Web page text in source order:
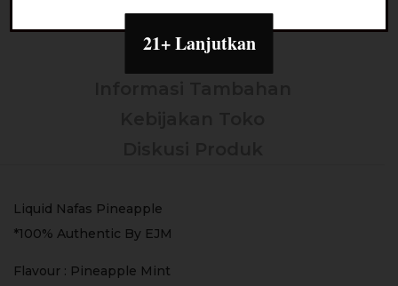
Deskripsi
Liquid Nafas Pineapple
*100% Authentic By EJM
Flavour : Pineapple Mint
21+ Lanjutkan